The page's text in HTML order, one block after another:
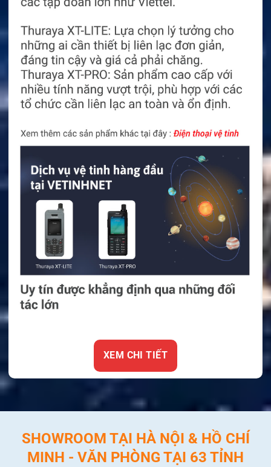
XEM CHI TIẾT
SHOWROOM TẠI HÀ NỘI & HỒ CHÍ
MINH - VĂN PHÒNG TẠI 63 TỈNH